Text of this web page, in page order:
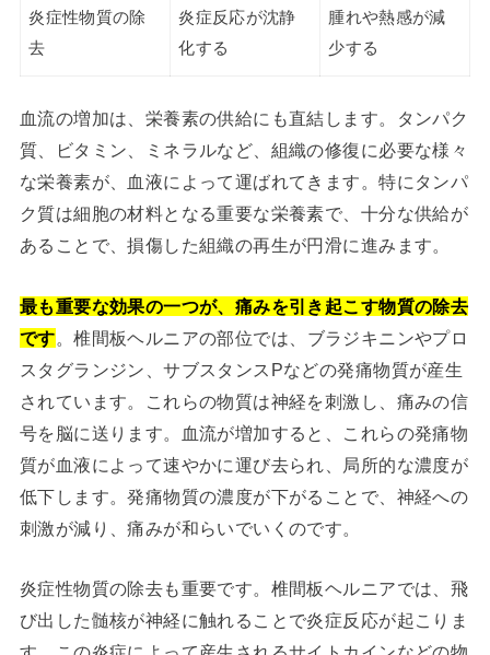
炎症性物質の除
去
炎症反応が沈静
化する
腫れや熱感が減
少する
血流の増加は、栄養素の供給にも直結します。タンパク
質、ビタミン、ミネラルなど、組織の修復に必要な様々
な栄養素が、血液によって運ばれてきます。特にタンパ
ク質は細胞の材料となる重要な栄養素で、十分な供給が
あることで、損傷した組織の再生が円滑に進みます。
最も重要な効果の一つが、痛みを引き起こす物質の除去
です。椎間板ヘルニアの部位では、ブラジキニンやプロ
スタグランジン、サブスタンスPなどの発痛物質が産生
されています。これらの物質は神経を刺激し、痛みの信
号を脳に送ります。血流が増加すると、これらの発痛物
質が血液によって速やかに運び去られ、局所的な濃度が
低下します。発痛物質の濃度が下がることで、神経への
刺激が減り、痛みが和らいでいくのです。
炎症性物質の除去も重要です。椎間板ヘルニアでは、飛
び出した髄核が神経に触れることで炎症反応が起こりま